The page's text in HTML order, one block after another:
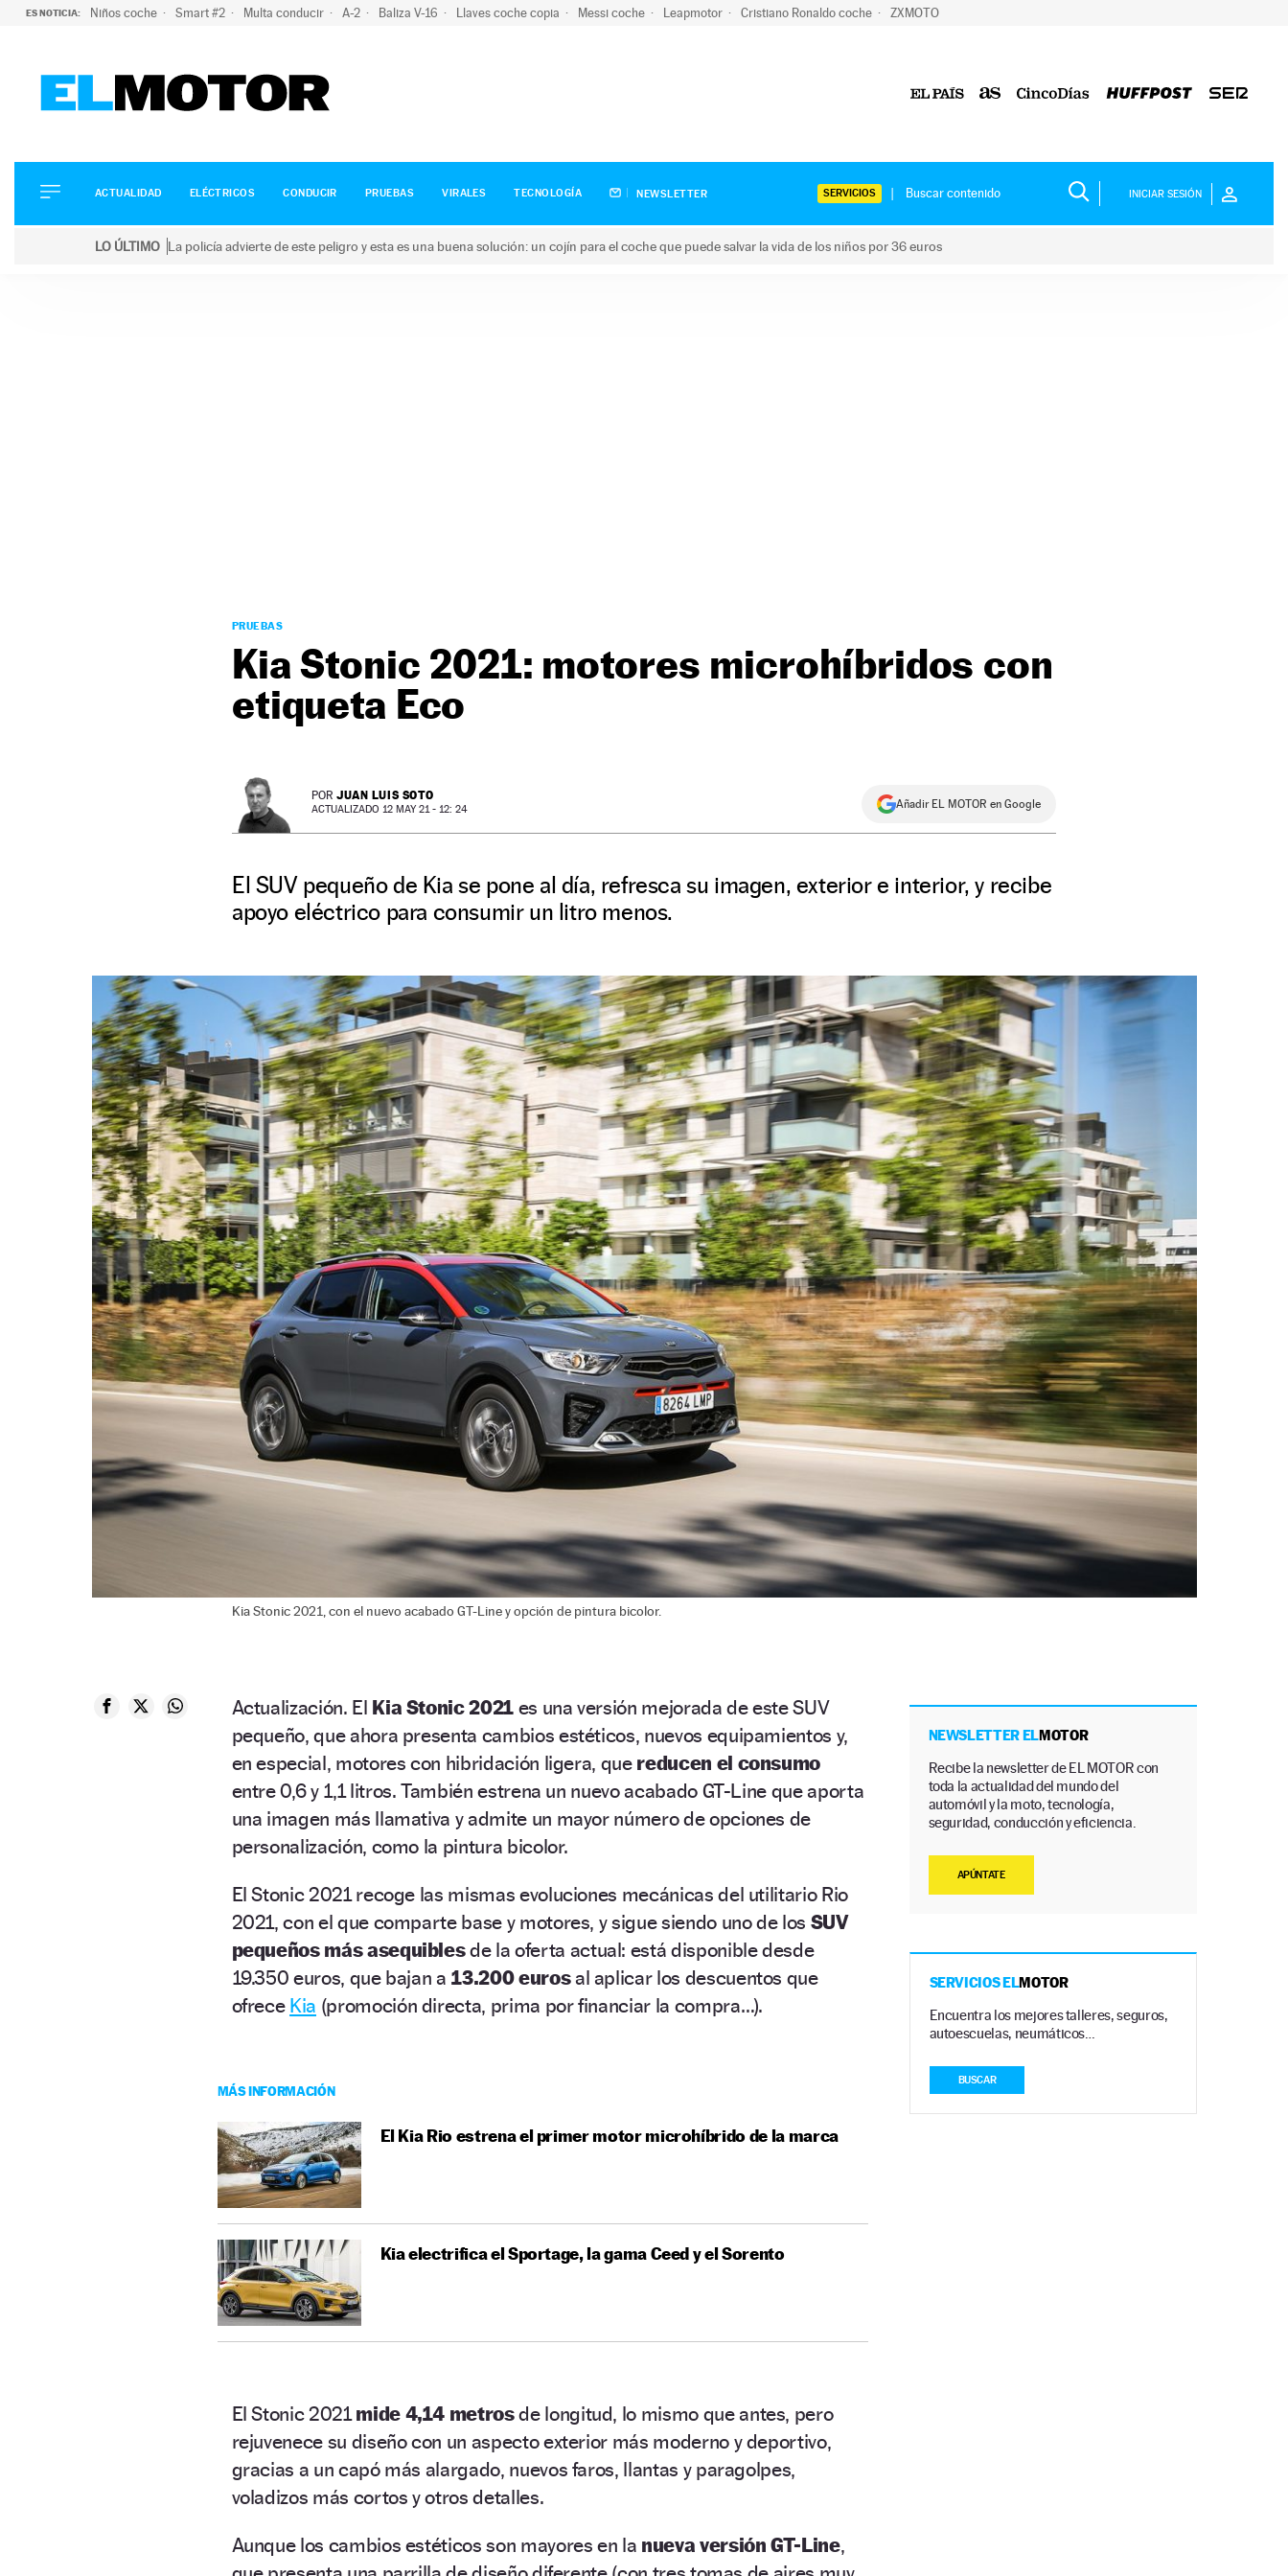
ES NOTICIA: Niños coche Smart #2 Multa conducir A-2 Baliza V-16 Llaves coche copia Messi coche Leapmotor Cristiano Ronaldo coche ZXMOTO
ELÉCTRICOS
CONDUCIR
ACTUALIDAD ELÉCTRICOS CONDUCIR PRUEBAS VIRALES TECNOLOGÍA NEWSLETTER SERVICIOS INICIAR SESIÓN
LO ÚLTIMO La policía advierte de este peligro y esta es una buena solución: un cojín para el coche que puede salvar la vida de los niños por 36 euros
PRUEBAS
Kia Stonic 2021: motores microhíbridos con
etiqueta Eco
POR JUAN LUIS SOTO
ACTUALIZADO 12 MAY 21 - 12: 24 Añadir EL MOTOR en Google
El SUV pequeño de Kia se pone al día, refresca su imagen, exterior e interior, y recibe
apoyo eléctrico para consumir un litro menos.
Kia Stonic 2021, con el nuevo acabado GT-Line y opción de pintura bicolor.
Actualización. El Kia Stonic 2021es una versión mejorada de este SUV
pequeño, que ahora presenta cambios estéticos, nuevos equipamientos y,
en especial, motores con hibridación ligera, que reducen el consumo
entre 0,6 y 1,1 litros. También estrena un nuevo acabado GT-Line que aporta
una imagen más llamativa y admite un mayor número de opciones de
personalización, como la pintura bicolor.
El Stonic 2021 recoge las mismas evoluciones mecánicas del utilitario Rio
2021, con el que comparte base y motores, y sigue siendo uno de los SUV
pequeños más asequiblesde la oferta actual: está disponible desde
19.350 euros, que bajan a 13.200 eurosal aplicar los descuentos que
ofrece Kia (promoción directa, prima por financiar la compra…).
MÁS INFORMACIÓN
El Kia Rio estrena el primer motor microhíbrido de la marca
Kia electrifica el Sportage, la gama Ceed y el Sorento
El Stonic 2021mide 4,14 metrosde longitud, lo mismo que antes, pero
rejuvenece su diseño con un aspecto exterior más moderno y deportivo,
gracias a un capó más alargado, nuevos faros, llantas y paragolpes,
voladizos más cortos y otros detalles.
Aunque los cambios estéticos son mayores en la nueva versión GT-Line,
NEWSLETTER ELMOTOR
Recibe la newsletter de EL MOTOR con
toda la actualidad del mundo del
automóvil y la moto, tecnología,
seguridad, conducción y eficiencia.
APÚNTATE
SERVICIOS ELMOTOR
Encuentra los mejores talleres, seguros,
autoescuelas, neumáticos…
BUSCAR